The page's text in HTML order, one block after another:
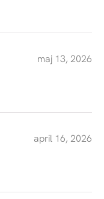
maj 13, 2026
april 16, 2026